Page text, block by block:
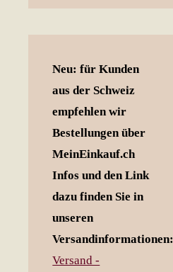
Neu: für Kunden
aus der Schweiz
empfehlen wir
Bestellungen über
MeinEinkauf.ch
Infos und den Link
dazu finden Sie in
unseren
Versandinformationen:
Versand -